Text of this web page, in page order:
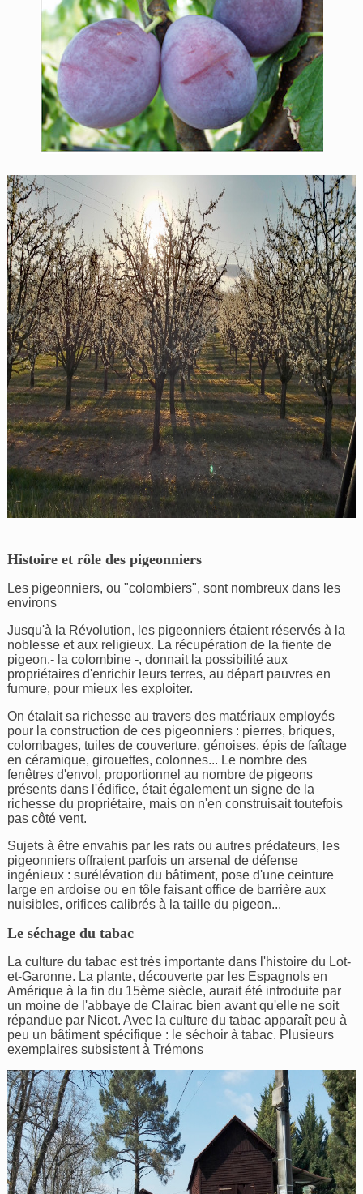
Histoire et rôle des pigeonniers
Les pigeonniers, ou "colombiers", sont nombreux dans les
environs
Jusqu'à la Révolution, les pigeonniers étaient réservés à la
noblesse et aux religieux. La récupération de la fiente de
pigeon,- la colombine -, donnait la possibilité aux
propriétaires d'enrichir leurs terres, au départ pauvres en
fumure, pour mieux les exploiter.
On étalait sa richesse au travers des matériaux employés
pour la construction de ces pigeonniers : pierres, briques,
colombages, tuiles de couverture, génoises, épis de faîtage
en céramique, girouettes, colonnes... Le nombre des
fenêtres d'envol, proportionnel au nombre de pigeons
présents dans l'édifice, était également un signe de la
richesse du propriétaire, mais on n'en construisait toutefois
pas côté vent.
Sujets à être envahis par les rats ou autres prédateurs, les
pigeonniers offraient parfois un arsenal de défense
ingénieux : surélévation du bâtiment, pose d'une ceinture
large en ardoise ou en tôle faisant office de barrière aux
nuisibles, orifices calibrés à la taille du pigeon...
Le séchage du tabac
La culture du tabac est très importante dans l'histoire du Lot-
et-Garonne. La plante, découverte par les Espagnols en
Amérique à la fin du 15ème siècle, aurait été introduite par
un moine de l'abbaye de Clairac bien avant qu'elle ne soit
répandue par Nicot. Avec la culture du tabac apparaît peu à
peu un bâtiment spécifique : le séchoir à tabac. Plusieurs
exemplaires subsistent à Trémons